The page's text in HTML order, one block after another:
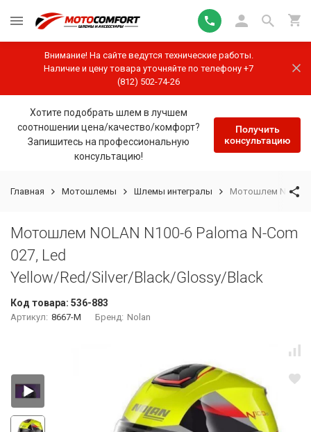
Внимание! На сайте ведутся технические работы.
Наличие и цену товара уточняйте по телефону +7
(812) 502-74-26
Хотите подобрать шлем в лучшем
соотношении цена/качество/комфорт?
Запишитесь на профессиональную
консультацию!
Получить
консультацию
Главная Мотошлемы Шлемы интегралы Мотошлем NOLAN
Мотошлем NOLAN N100-6 Paloma N-Com
027, Led
Yellow/Red/Silver/Black/Glossy/Black
Код товара: 536-883
Артикул: 8667-M Бренд: Nolan